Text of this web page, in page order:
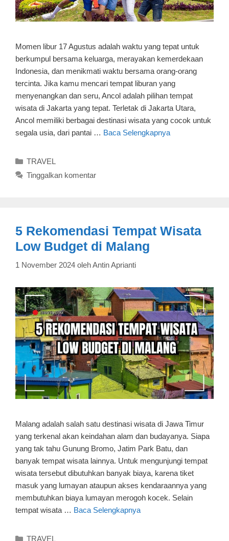
Momen libur 17 Agustus adalah waktu yang tepat untuk
berkumpul bersama keluarga, merayakan kemerdekaan
Indonesia, dan menikmati waktu bersama orang-orang
tercinta. Jika kamu mencari tempat liburan yang
menyenangkan dan seru, Ancol adalah pilihan tempat
wisata di Jakarta yang tepat. Terletak di Jakarta Utara,
Ancol memiliki berbagai destinasi wisata yang cocok untuk
segala usia, dari pantai … Baca Selengkapnya
Kategori
TRAVEL
Tinggalkan komentar
5 Rekomendasi Tempat Wisata
Low Budget di Malang
1 November 2024 olehAntin Aprianti
Malang adalah salah satu destinasi wisata di Jawa Timur
yang terkenal akan keindahan alam dan budayanya. Siapa
yang tak tahu Gunung Bromo, Jatim Park Batu, dan
banyak tempat wisata lainnya. Untuk mengunjungi tempat
wisata tersebut dibutuhkan banyak biaya, karena tiket
masuk yang lumayan ataupun akses kendaraannya yang
membutuhkan biaya lumayan merogoh kocek. Selain
tempat wisata … Baca Selengkapnya
Kategori
TRAVEL